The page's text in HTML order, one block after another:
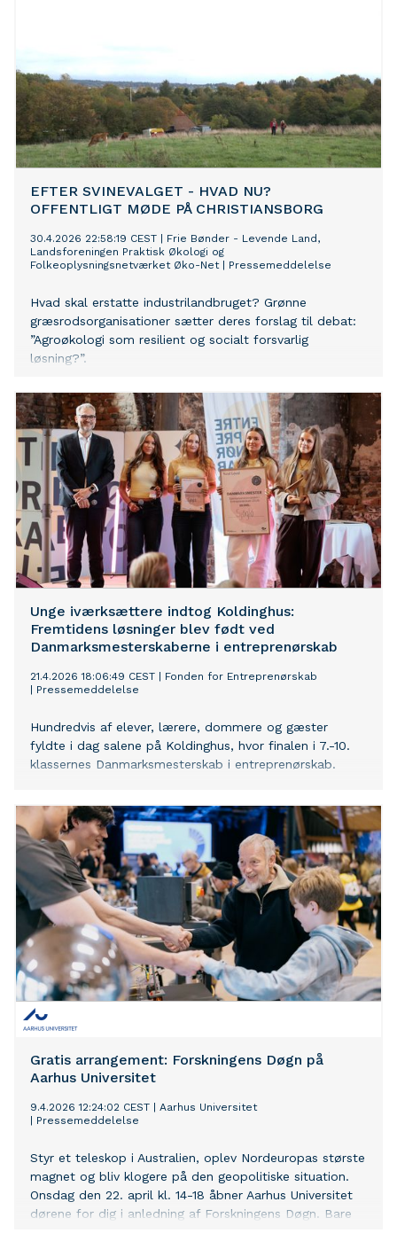
EFTER SVINEVALGET - HVAD NU?
OFFENTLIGT MØDE PÅ CHRISTIANSBORG
30.4.2026 22:58:19 CEST
Frie Bønder - Levende Land,
Landsforeningen Praktisk Økologi og
Folkeoplysningsnetværket Øko-Net| Pressemeddelelse
Hvad skal erstatte industrilandbruget? Grønne
græsrodsorganisationer sætter deres forslag til debat:
”Agroøkologi som resilient og socialt forsvarlig
løsning?”.
Unge iværksættere indtog Koldinghus:
Fremtidens løsninger blev født ved
Danmarksmesterskaberne i entreprenørskab
21.4.2026 18:06:49 CEST
Fonden for Entreprenørskab
Pressemeddelelse
Hundredvis af elever, lærere, dommere og gæster
fyldte i dag salene på Koldinghus, hvor finalen i 7.-10.
klassernes Danmarksmesterskab i entreprenørskab.
Gratis arrangement: Forskningens Døgn på
Aarhus Universitet
9.4.2026 12:24:02 CEST
Aarhus Universitet
Pressemeddelelse
Styr et teleskop i Australien, oplev Nordeuropas største
magnet og bliv klogere på den geopolitiske situation.
Onsdag den 22. april kl. 14-18 åbner Aarhus Universitet
dørene for dig i anledning af Forskningens Døgn. Bare